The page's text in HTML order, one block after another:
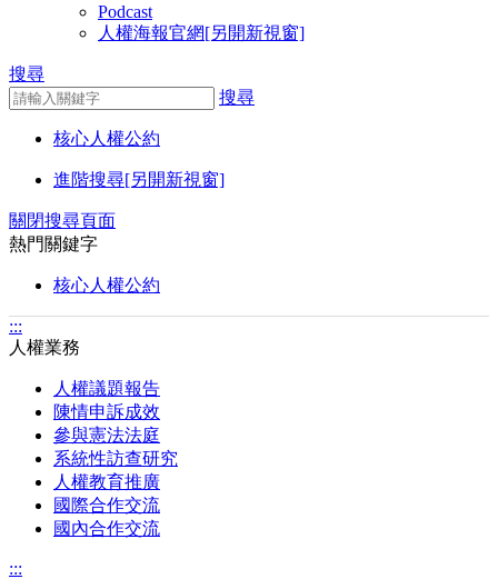
Podcast
人權海報官網[另開新視窗]
搜尋
搜尋
核心人權公約
進階搜尋[另開新視窗]
關閉搜尋頁面
熱門關鍵字
核心人權公約
:::
人權業務
人權議題報告
陳情申訴成效
參與憲法法庭
系統性訪查研究
人權教育推廣
國際合作交流
國內合作交流
:::